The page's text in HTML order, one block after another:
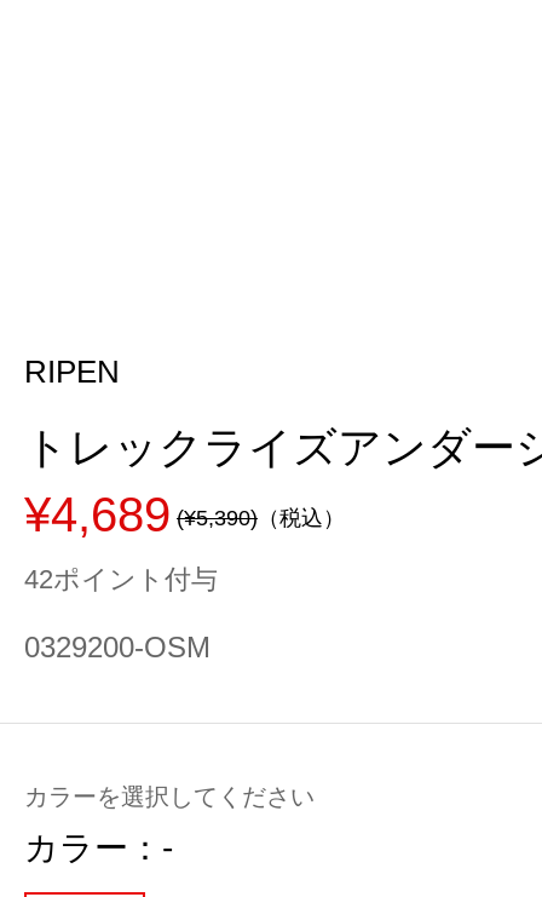
RIPEN
トレックライズアンダー
¥4,689 (¥5,390) （税込）
42ポイント付与
0329200-OSM
カラーを選択してください
カラー： -